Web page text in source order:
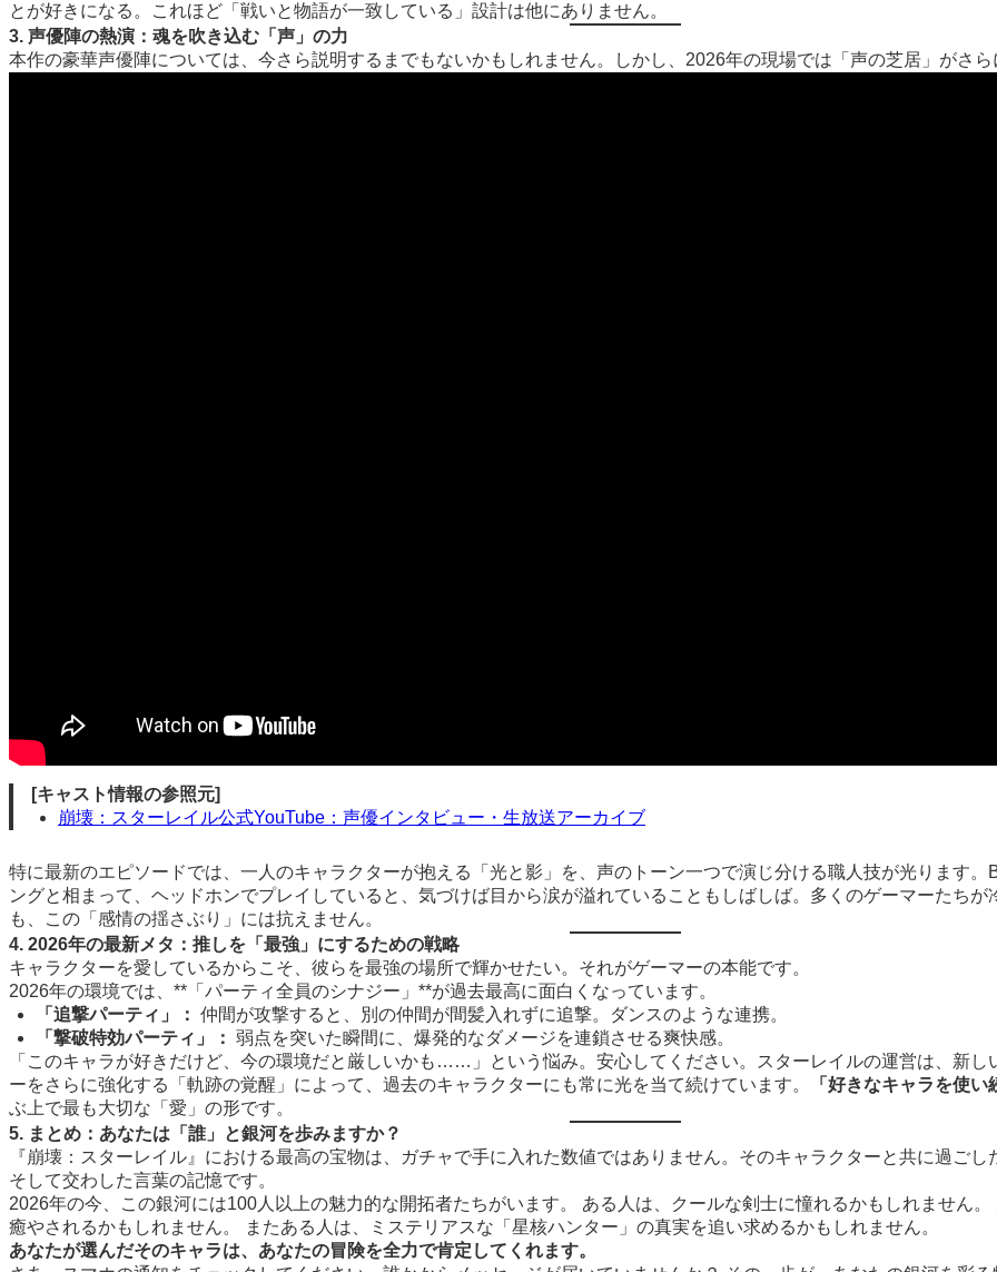
とが好きになる。これほど「戦いと物語が一致している」設計は他にありません。
3. 声優陣の熱演：魂を吹き込む「声」の力
本作の豪華声優陣については、今さら説明するまでもないかもしれません。しかし、2026年の現場では「声の芝居」がさら
[キャスト情報の参照元]
崩壊：スターレイル公式YouTube：声優インタビュー・生放送アーカイブ
特に最新のエピソードでは、一人のキャラクターが抱える「光と影」を、声のトーン一つで演じ分ける職人技が光ります。
ングと相まって、ヘッドホンでプレイしていると、気づけば目から涙が溢れていることもしばしば。多くのゲーマーたちが
も、この「感情の揺さぶり」には抗えません。
4. 2026年の最新メタ：推しを「最強」にするための戦略
キャラクターを愛しているからこそ、彼らを最強の場所で輝かせたい。それがゲーマーの本能です。
2026年の環境では、**「パーティ全員のシナジー」**が過去最高に面白くなっています。
「追撃パーティ」： 仲間が攻撃すると、別の仲間が間髪入れずに追撃。ダンスのような連携。
「撃破特効パーティ」： 弱点を突いた瞬間に、爆発的なダメージを連鎖させる爽快感。
「このキャラが好きだけど、今の環境だと厳しいかも……」という悩み。安心してください。スターレイルの運営は、新し
ーをさらに強化する「軌跡の覚醒」によって、過去のキャラクターにも常に光を当て続けています。
「好きなキャラを使い
ぶ上で最も大切な「愛」の形です。
5. まとめ：あなたは「誰」と銀河を歩みますか？
『崩壊：スターレイル』における最高の宝物は、ガチャで手に入れた数値ではありません。そのキャラクターと共に過ごし
そして交わした言葉の記憶です。
2026年の今、この銀河には100人以上の魅力的な開拓者たちがいます。 ある人は、クールな剣士に憧れるかもしれません
癒やされるかもしれません。 またある人は、ミステリアスな「星核ハンター」の真実を追い求めるかもしれません。
あなたが選んだそのキャラは、あなたの冒険を全力で肯定してくれます。